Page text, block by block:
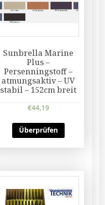
Sunbrella Marine
Plus –
Persenningstoff –
atmungsaktiv – UV
stabil – 152cm breit
€44,19
Überprüfen